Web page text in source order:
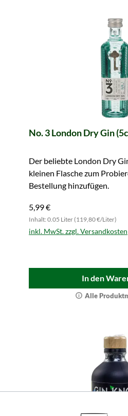
No. 3 London Dry Gin
Der beliebte London Dry
kleinen Flasche zum
Bestellung hinzufügen.
5,99 €
Inhalt: 0.05 Liter (119,80 €/Liter)
inkl. MwSt. zzgl. Versandkosten
In den
Alle